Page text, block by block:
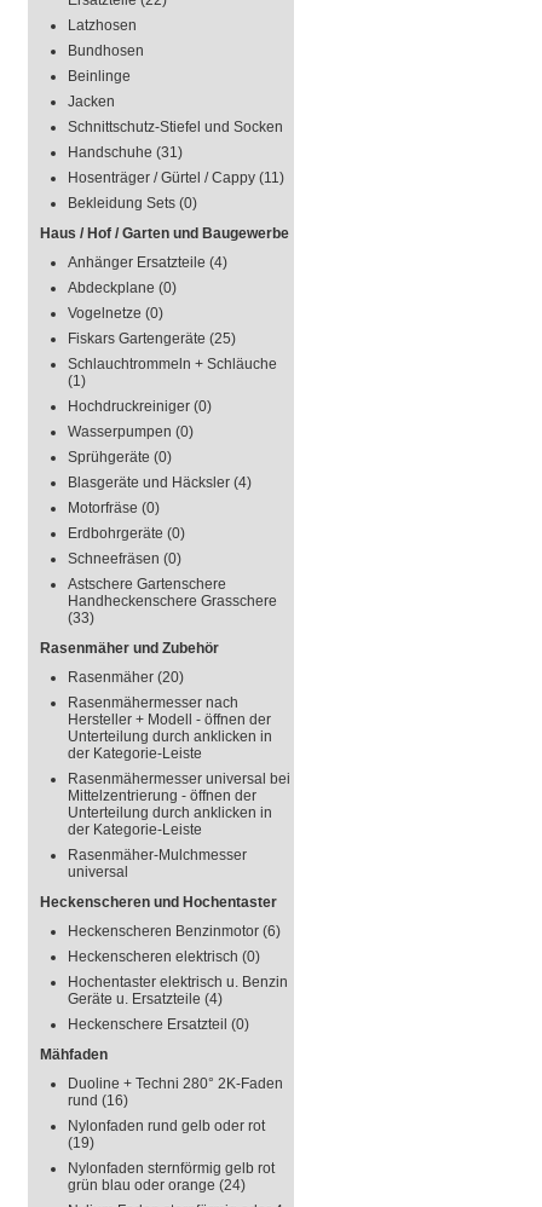
Latzhosen
Bundhosen
Beinlinge
Jacken
Schnittschutz-Stiefel und Socken
Handschuhe (31)
Hosenträger / Gürtel / Cappy (11)
Bekleidung Sets (0)
Haus / Hof / Garten und Baugewerbe
Anhänger Ersatzteile (4)
Abdeckplane (0)
Vogelnetze (0)
Fiskars Gartengeräte (25)
Schlauchtrommeln + Schläuche
(1)
Hochdruckreiniger (0)
Wasserpumpen (0)
Sprühgeräte (0)
Blasgeräte und Häcksler (4)
Motorfräse (0)
Erdbohrgeräte (0)
Schneefräsen (0)
Astschere Gartenschere
Handheckenschere Grasschere
(33)
Rasenmäher und Zubehör
Rasenmäher (20)
Rasenmähermesser nach
Hersteller + Modell - öffnen der
Unterteilung durch anklicken in
der Kategorie-Leiste
Rasenmähermesser universal bei
Mittelzentrierung - öffnen der
Unterteilung durch anklicken in
der Kategorie-Leiste
Rasenmäher-Mulchmesser
universal
Heckenscheren und Hochentaster
Heckenscheren Benzinmotor (6)
Heckenscheren elektrisch (0)
Hochentaster elektrisch u. Benzin
Geräte u. Ersatzteile (4)
Heckenschere Ersatzteil (0)
Mähfaden
Duoline + Techni 280° 2K-Faden
rund (16)
Nylonfaden rund gelb oder rot
(19)
Nylonfaden sternförmig gelb rot
grün blau oder orange (24)